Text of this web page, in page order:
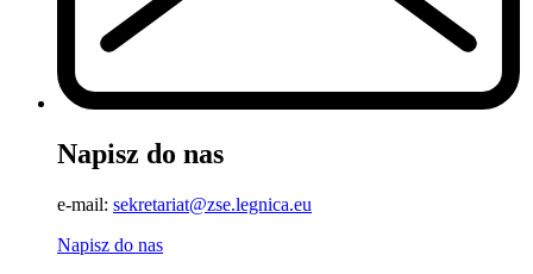
Napisz do nas
e-mail: sekretariat@zse.legnica.eu
Napisz do nas